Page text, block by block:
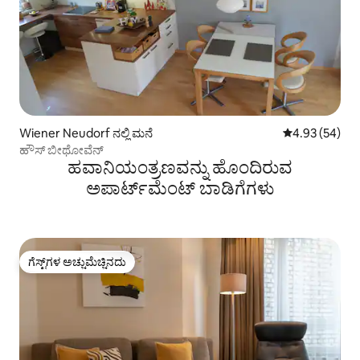
Wiener Neudorf ನಲ್ಲಿ ಮನೆ 5 ರಲ್ಲಿ 4.93
4.93 (54)
ಹೌಸ್ ಬೀಥೋವೆನ್
ಹವಾನಿಯಂತ್ರಣವನ್ನು ಹೊಂದಿರುವ
ಅಪಾರ್ಟ್‌ಮೆಂಟ್‌ ಬಾಡಿಗೆಗಳು
ಗೆಸ್ಟ್‌ಗಳ ಅಚ್ಚುಮೆಚ್ಚಿನದು
ಗೆಸ್ಟ್‌ಗಳ ಅಚ್ಚುಮೆಚ್ಚಿನದು